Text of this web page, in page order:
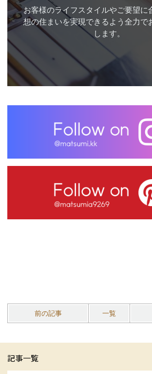
お客様のライフスタイルやご要望に
想の住まいを実現できるよう全力で
します。
前の記事 一覧
記事一覧